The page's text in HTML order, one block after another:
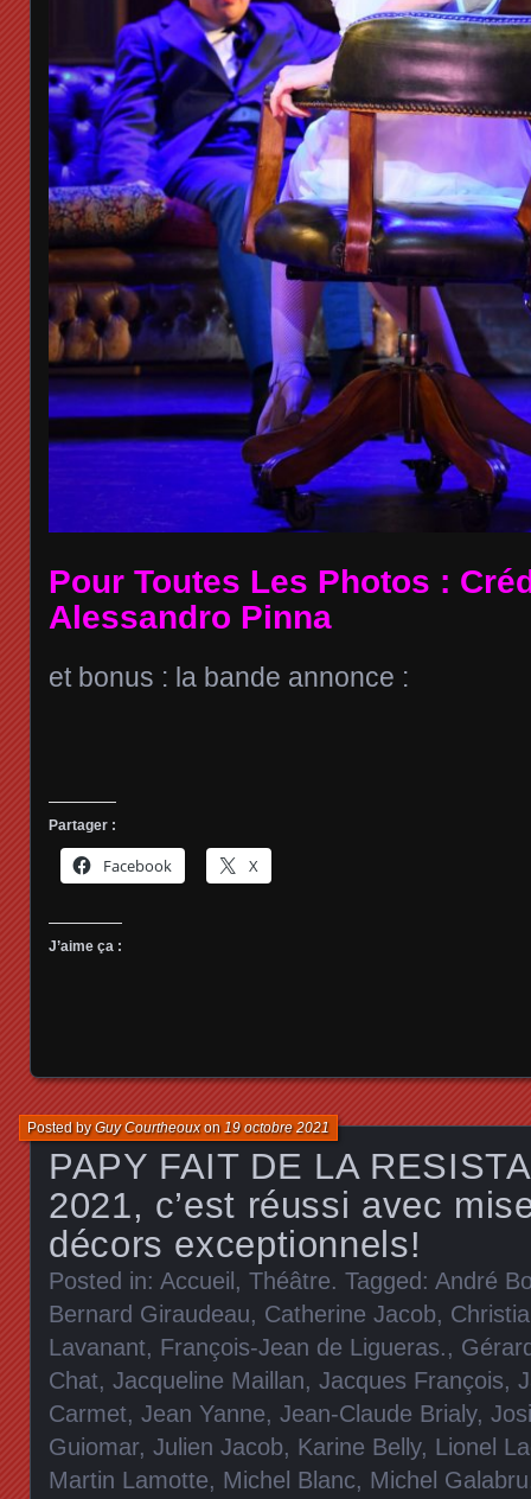
Pour Toutes Les Photos :
Alessandro Pinna
et bonus : la bande annonce :
Partager :
Facebook X
J’aime ça :
PAPY FAIT DE LA
2021, c’est réussi avec
décors exceptionnels!
Posted byGuy Courtheouxon19 octobre 2021
Posted in: Accueil , Théâtre. Tagged: André
Bernard Giraudeau, Catherine Jacob,
Lavanant, François-Jean de Ligueras.,
Chat, Jacqueline Maillan, Jacques François,
Carmet, Jean Yanne, Jean-Claude Brialy,
Guiomar, Julien Jacob, Karine Belly, Lionel
Martin Lamotte, Michel Blanc, Michel Galabru